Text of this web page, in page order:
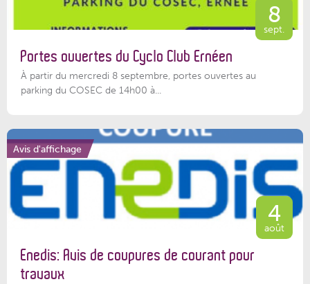
8
sept.
Portes ouvertes du Cyclo Club Ernéen
À partir du mercredi 8 septembre, portes ouvertes au
parking du COSEC de 14h00 à...
Avis d'affichage
4
août
Enedis: Avis de coupures de courant pour
travaux